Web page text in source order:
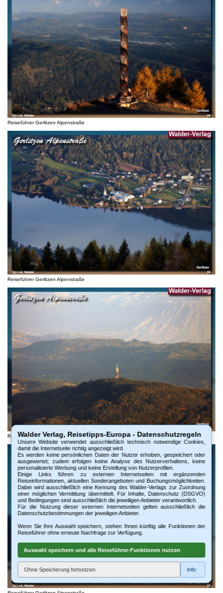
Reiseführer Gerlitzen Alpenstraße
Reiseführer Gerlitzen Alpenstraße
Reiseführer Gerlitzen Alpenstraße
Walder Verlag, Reisetipps-Europa - Datenschutzregeln
Unsere Website verwendet ausschließlich technisch notwendige Cookies,
damit die Internetseite richtig angezeigt wird.
Es werden keine persönlichen Daten der Nutzer erhoben, gespeichert oder
ausgewertet; zudem erfolgen keine Analyse des Nutzerverhaltens, keine
personalisierte Werbung und keine Erstellung von Nutzerprofilen.
Einige Links führen zu externen Internetseiten mit ergänzenden
Reiseinformationen, aktuellen Sonderangeboten und Buchungsmöglichkeiten.
Dabei wird ausschließlich eine Kennung des Walder-Verlags zur Zuordnung
einer möglichen Vermittlung übermittelt. Für Inhalte, Datenschutz (DSGVO)
und Bedingungen sind ausschließlich die jeweiligen Anbieter verantwortlich.
Für die Nutzung dieser externen Internetseiten gelten ausschließlich die
Datenschutzbestimmungen der jeweiligen Anbieter.
Wenn Sie Ihre Auswahl speichern, stehen Ihnen künftig alle Funktionen der
Reiseführer ohne erneute Nachfrage zur Verfügung.
Auswahl speichern und alle Reiseführer-Funktionen nutzen
Ohne Speicherung fortsetzen Info